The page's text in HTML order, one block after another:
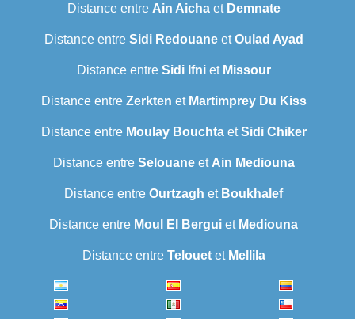
Distance entre Ain Aichaet Demnate
Distance entre Sidi RedouaneetOulad Ayad
Distance entre Sidi Ifniet Missour
Distance entre Zerkten et Martimprey Du Kiss
Distance entre Moulay BouchtaetSidi Chiker
Distance entre Selouaneet Ain Mediouna
Distance entre Ourtzagh et Boukhalef
Distance entre Moul El Bergui et Mediouna
Distance entre Telouetet Mellila